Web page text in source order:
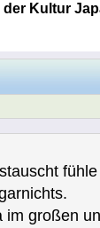
der Kultur
großen